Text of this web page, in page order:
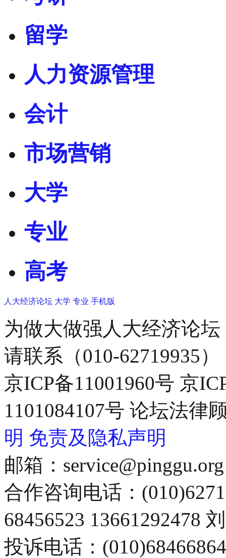
留学
人力资源管理
会计
市场营销
大学
专业
高考
人大经济论坛 大学 专业 手机版
为做大做强人大经济论
请联系（010-62719935）
京ICP备11001960号 京
1101084107号 论坛法律
明 免责及隐私声明
邮箱：service@pinggu.org
合作咨询电话：
68456523 13661292478
投诉电话：